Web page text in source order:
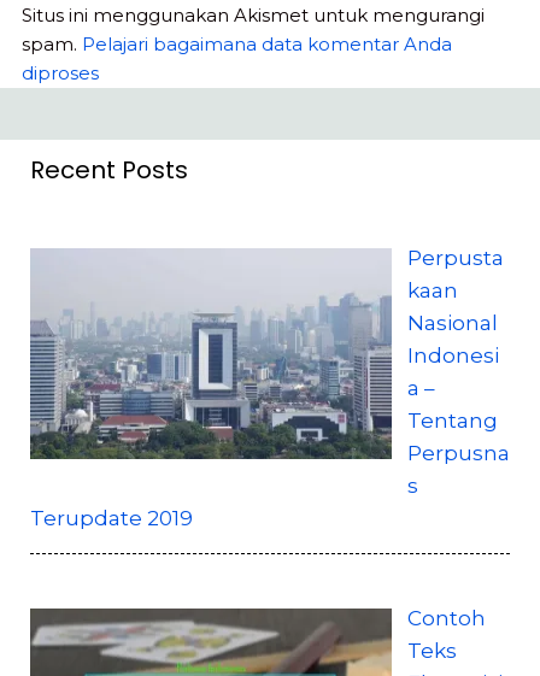
Situs ini menggunakan Akismet untuk mengurangi
spam. Pelajari bagaimana data komentar Anda
diproses
Recent Posts
Perpusta
kaan
Nasional
Indonesi
a –
Tentang
Perpusna
s
Terupdate 2019
Contoh
Teks